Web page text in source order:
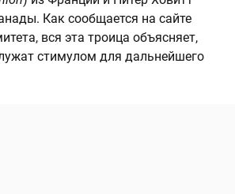
Как сообщается на сайте
вся эта троица объясняет,
стимулом для дальнейшего